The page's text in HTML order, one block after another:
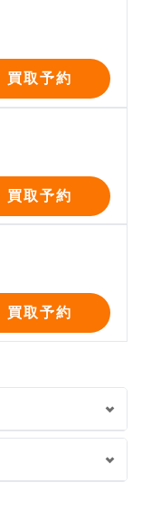
買取予約
買取予約
買取予約